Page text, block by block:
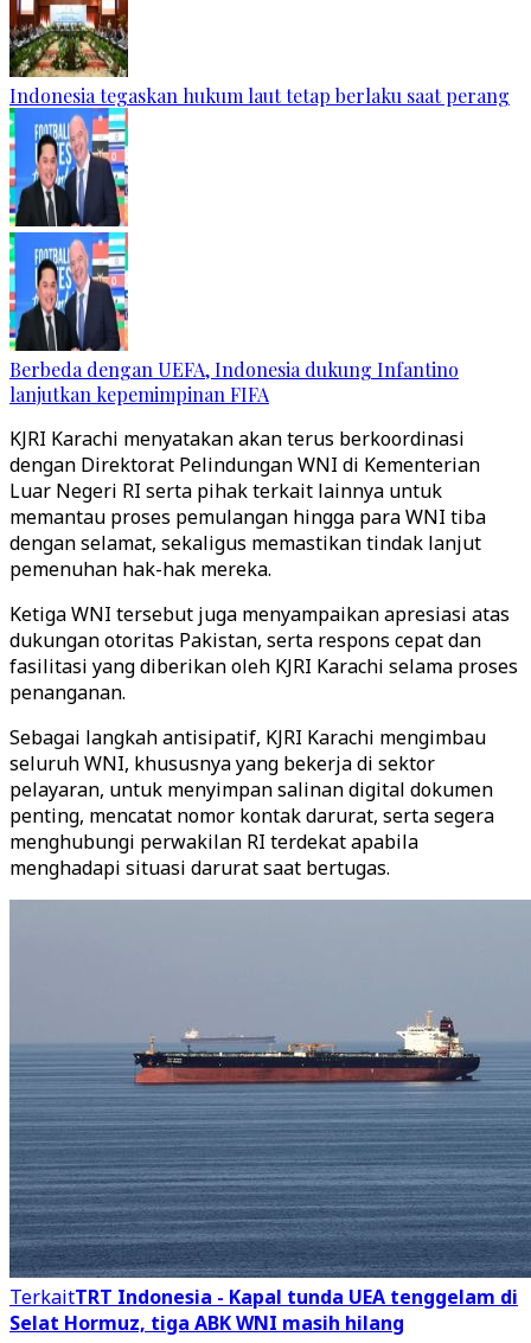
Indonesia tegaskan hukum laut tetap berlaku saat perang
Berbeda dengan UEFA, Indonesia dukung Infantino
lanjutkan kepemimpinan FIFA
KJRI Karachi menyatakan akan terus berkoordinasi
dengan Direktorat Pelindungan WNI di Kementerian
Luar Negeri RI serta pihak terkait lainnya untuk
memantau proses pemulangan hingga para WNI tiba
dengan selamat, sekaligus memastikan tindak lanjut
pemenuhan hak-hak mereka.
Ketiga WNI tersebut juga menyampaikan apresiasi atas
dukungan otoritas Pakistan, serta respons cepat dan
fasilitasi yang diberikan oleh KJRI Karachi selama proses
penanganan.
Sebagai langkah antisipatif, KJRI Karachi mengimbau
seluruh WNI, khususnya yang bekerja di sektor
pelayaran, untuk menyimpan salinan digital dokumen
penting, mencatat nomor kontak darurat, serta segera
menghubungi perwakilan RI terdekat apabila
menghadapi situasi darurat saat bertugas.
TerkaitTRT Indonesia - Kapal tunda UEA tenggelam di
Selat Hormuz, tiga ABK WNI masih hilang